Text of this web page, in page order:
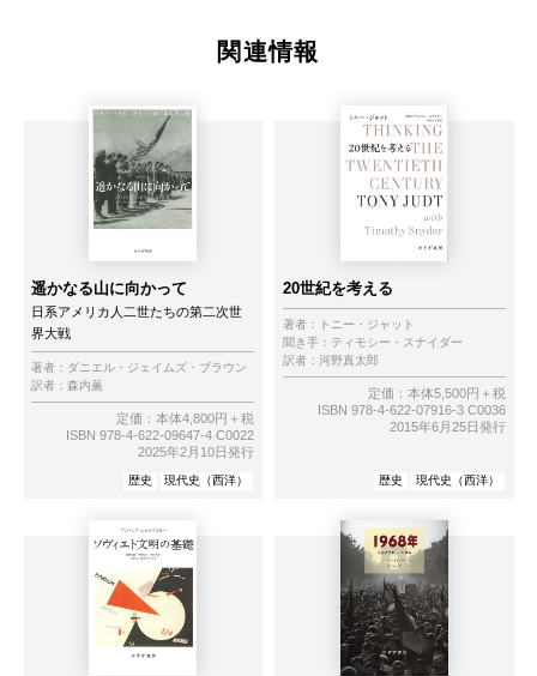
関連情報
遥かなる山に向かって
日系アメリカ人二世たちの第二次世
界大戦
著者： ダニエル・ジェイムズ・ブラウン
訳者： 森内薫
定価：本体4,800円＋税
ISBN 978-4-622-09647-4 C0022
2025年2月10日発行
歴史 現代史（西洋）
20世紀を考える
著者：
トニー・ジャット
聞き手： ティモシー・スナイダー
訳者： 河野真太郎
定価：本体5,500円＋税
ISBN 978-4-622-07916-3 C0036
2015年6月25日発行
歴史 現代史（西洋）